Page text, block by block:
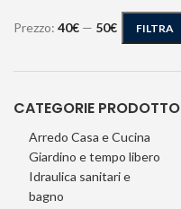
FILTRA
Prezzo: 40€ — 50€
CATEGORIE PRODOTTO
Arredo Casa e Cucina
Giardino e tempo libero
Idraulica sanitari e
bagno